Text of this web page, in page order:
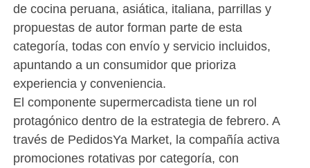
de cocina peruana, asiática, italiana, parrillas y
propuestas de autor forman parte de esta
categoría, todas con envío y servicio incluidos,
apuntando a un consumidor que prioriza
experiencia y conveniencia.
El componente supermercadista tiene un rol
protagónico dentro de la estrategia de febrero. A
través de PedidosYa Market, la compañía activa
promociones rotativas por categoría, con